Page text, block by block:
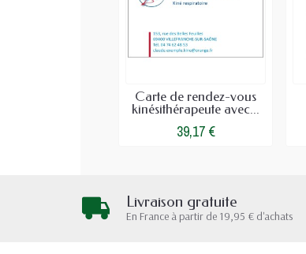
Carte de rendez-vous
kinésithérapeute avec...
39,17 €
Livraison gratuite
En France à partir de 19,95 € d'achats